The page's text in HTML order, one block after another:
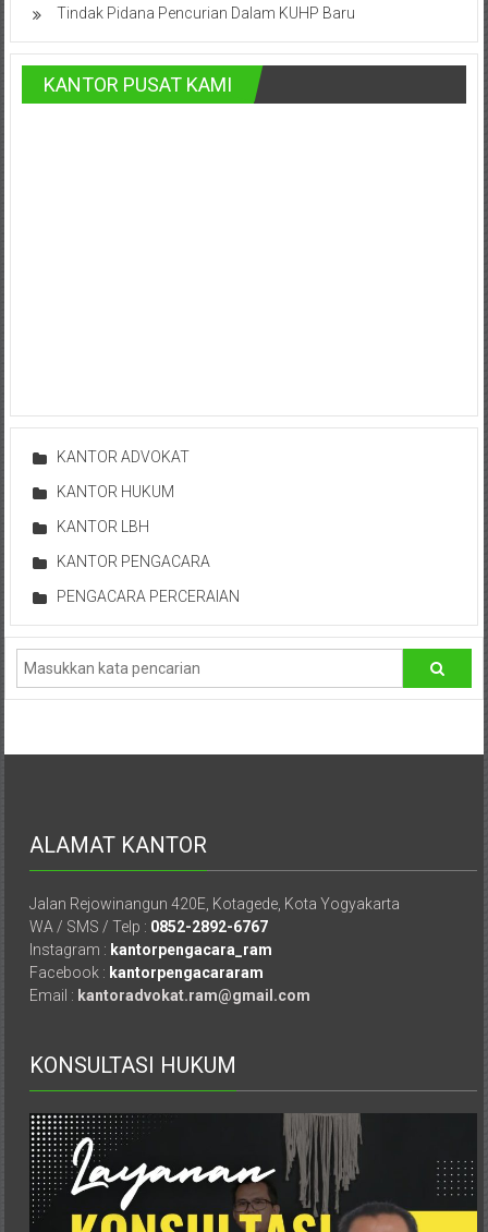
Padang,
Jakarta
Bekasi,
Pengacara
Pajak,
Pengacara
Perusahaan,
Kantor
Hukum
LBH,
Office
Law
Firm
Jogja,
Lawyer,
Advokat,
Pengacara
Perceraian
Sleman,
Tindak Pidana Pencurian Dalam KUHP Baru
KANTOR PUSAT KAMI
KANTOR ADVOKAT
KANTOR HUKUM
KANTOR LBH
KANTOR PENGACARA
PENGACARA PERCERAIAN
ALAMAT KANTOR
Jalan Rejowinangun 420E, Kotagede, Kota Yogyakarta
WA / SMS / Telp : 0852-2892-6767
Instagram : kantorpengacara_ram
Facebook : kantorpengacararam
Email : kantoradvokat.ram@gmail.com
KONSULTASI HUKUM